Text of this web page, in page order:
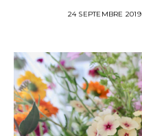
24 SEPTEMBRE 2019